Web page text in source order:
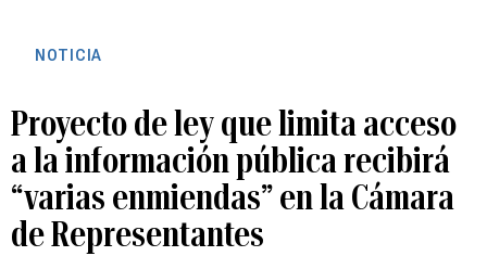
NOTICIA
Proyecto de ley que limita acceso
a la información pública recibirá
“varias enmiendas” en la Cámara
de Representantes